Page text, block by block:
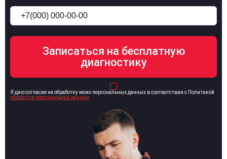
Я даю согласие на обработку моих персональных данных в соответствии с Политикой
обработки персональных данных